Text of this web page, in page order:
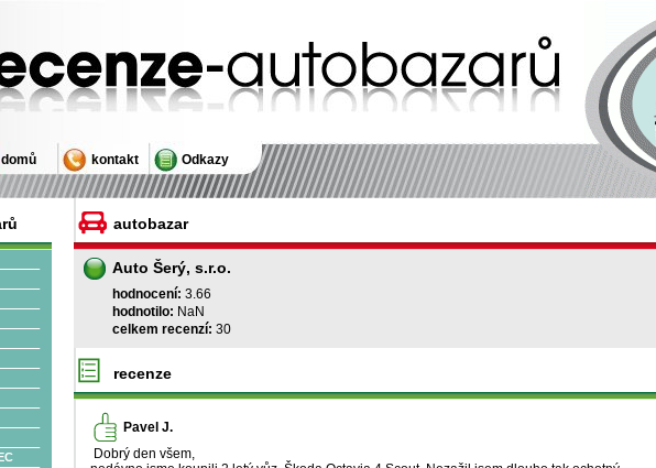
autobazarů
domů kontakt Odkazy
autobazar
Auto Šerý, s.r.o.
hodnocení: 3.66
hodnotilo: NaN
celkem recenzí: 30
recenze
Pavel J.
Dobrý den všem,